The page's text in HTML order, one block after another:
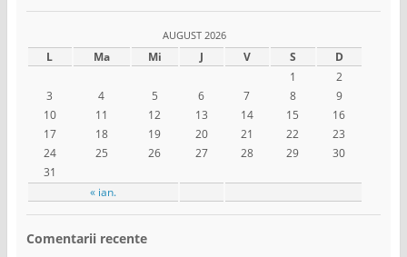
AUGUST 2026
L Ma Mi J V S D
« ian.
1
2
3
4 5 6 7 8
9
10
11 12 13 14 15
16
17
18 19 20 21 22
23
24
25 26 27 28 29
30
31
Comentarii recente